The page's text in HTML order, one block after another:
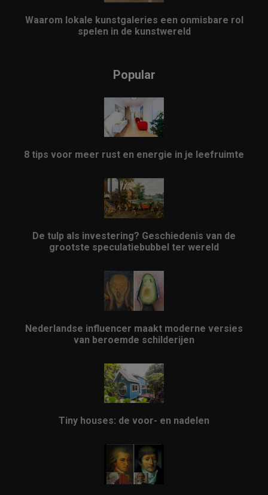
Waarom lokale kunstgaleries een onmisbare rol
spelen in de kunstwereld
Popular
8 tips voor meer rust en energie in je leefruimte
De tulp als investering? Geschiedenis van de
grootste speculatiebubbel ter wereld
Nederlandse influencer maakt moderne versies
van beroemde schilderijen
Tiny houses: de voor- en nadelen